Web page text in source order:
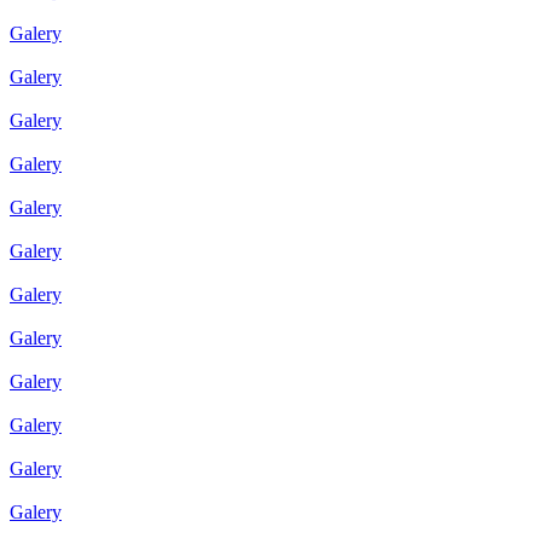
Galery
Galery
Galery
Galery
Galery
Galery
Galery
Galery
Galery
Galery
Galery
Galery